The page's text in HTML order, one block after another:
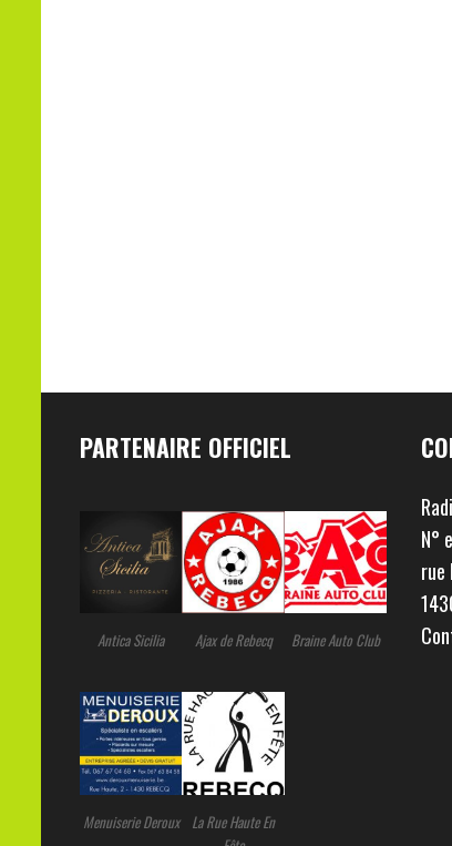
PARTENAIRE OFFICIEL
Antica Sicilia Ajax de Rebecq Braine Auto Club
Menuiserie Deroux
La Rue Haute En
N°
rue